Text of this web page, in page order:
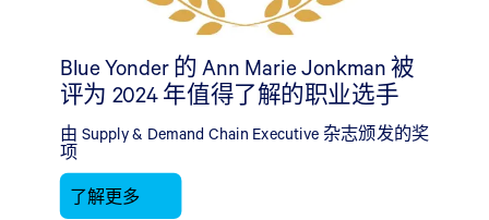
Blue Yonder 的 Ann Marie Jonkman 被
评为 2024 年值得了解的职业选手
由 Supply & Demand Chain Executive 杂志颁发的奖
项
了解更多